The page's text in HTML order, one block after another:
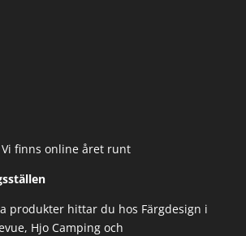
finns online året runt
produkter hittar du hos Färgdesign i
Hjo Camping och